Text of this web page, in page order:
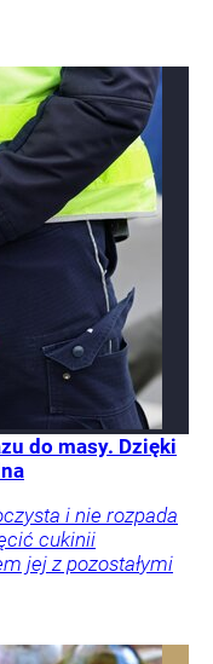
do masy. Dzięki
i nie rozpada
cukinii
jej z pozostałymi